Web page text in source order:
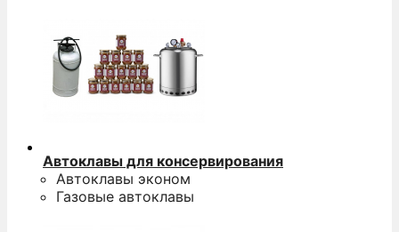
Автоклавы для консервирования
Автоклавы эконом
Газовые автоклавы